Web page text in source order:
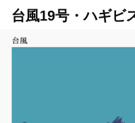
台風19号・ハギビ